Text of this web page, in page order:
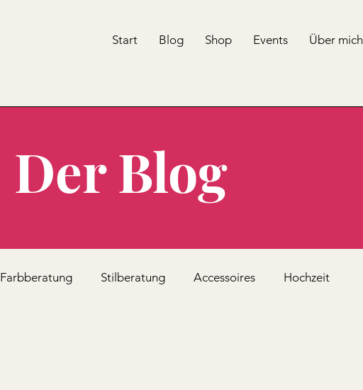
Start Blog Shop Events Über mich
Der Blog
Farbberatung Stilberatung Accessoires Hochzeit